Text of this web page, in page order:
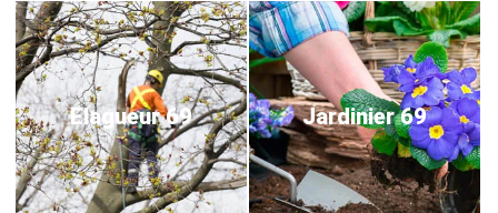
Elagueur 69 Jardinier 69